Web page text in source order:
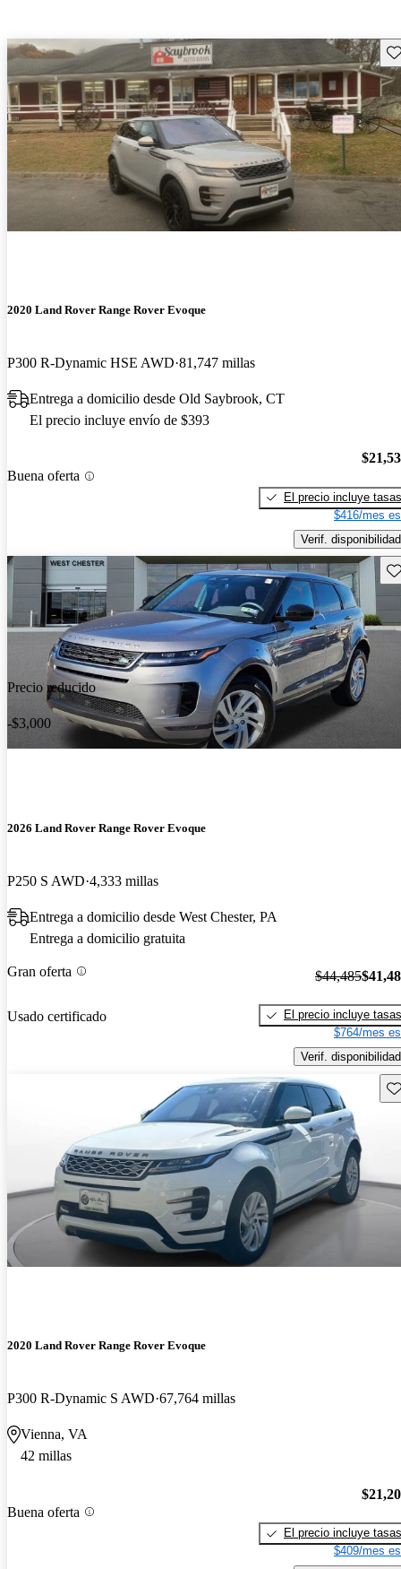
2020 Land Rover Range Rover Evoque
P300 R-Dynamic HSE AWD 81,747 millas
Entrega a domicilio desde Old Saybrook, CT
El precio incluye envío de $393
Buena oferta
El precio incluye tasas
$416/mes
Verif. disponibilidad
Precio reducido
-$3,000
2026 Land Rover Range Rover Evoque
P250 S AWD 4,333 millas
Entrega a domicilio desde West Chester, PA
Entrega a domicilio gratuita
Gran oferta
Usado certificado
$44,485
El precio incluye tasas
$764/mes
Verif. disponibilidad
2020 Land Rover Range Rover Evoque
P300 R-Dynamic S AWD 67,764 millas
Vienna, VA
42 millas
Buena oferta
El precio incluye tasas
$409/mes